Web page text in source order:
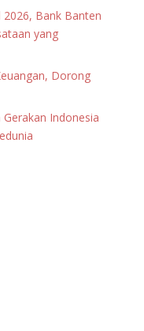
2026, Bank Banten
yang
Dorong
Indonesia